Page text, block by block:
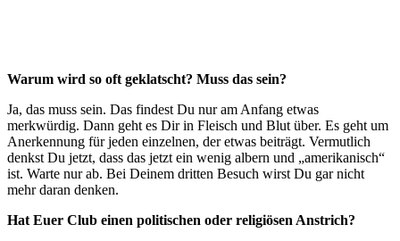
Warum wird so oft geklatscht? Muss das sein?
Ja, das muss sein. Das findest Du nur am Anfang etwas
merkwürdig. Dann geht es Dir in Fleisch und Blut über. Es geht um
Anerkennung für jeden einzelnen, der etwas beiträgt. Vermutlich
denkst Du jetzt, dass das jetzt ein wenig albern und „amerikanisch“
ist. Warte nur ab. Bei Deinem dritten Besuch wirst Du gar nicht
mehr daran denken.
Hat Euer Club einen politischen oder religiösen Anstrich?